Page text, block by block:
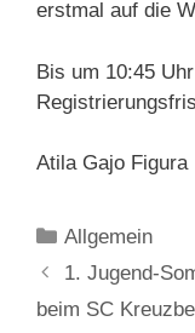
erstmal auf die
Bis um 10:45
Atila Gajo Figura
Kategorien
Allgemein
1. Jugend-
beim SC